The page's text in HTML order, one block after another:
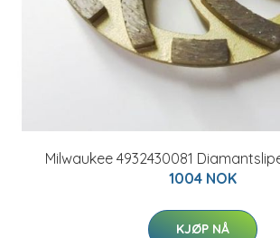
Milwaukee 4932430081
1004 NOK
KJØP NÅ